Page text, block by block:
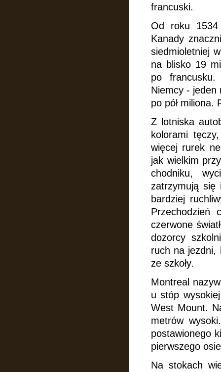
francuski.
Od roku 1534
Kanady
siedmioletniej
na blisko 19
po francusku.
Niemcy - jeden
po pół miliona.
Z lotniska
kolorami
więcej rurek
jak wielkim
chodniku,
zatrzymują się
bardziej
Przechodzień
czerwone
dozorcy
ruch na jezdni,
ze szkoły.
Montreal
u stóp
West Mount.
metrów
postawionego
pierwszego
Na stokach